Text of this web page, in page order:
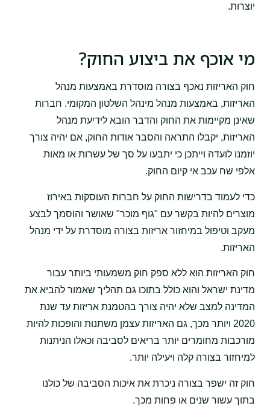
יוצרות.
מי אוכף את ביצוע החוק?
חוק האריזות נאכף בצורה מוסדרת באמצעות מנהל
האריזות, באמצעות מנהל מינהל השלטון המקומי. חברות
שאינן מקיימות את החוק והדבר הובא לידיעת מנהל
האריזות, יקבלו התראה והסבר אודות החוק, אם יהיה צורך
יוזמנו לועדה וייתכן כי יתבעו על סך של עשרות או מאות
אלפי שח עכב אי קיום החוק.
כדי לעמוד בדרישות החוק על חברות העוסקות באירוז
מוצרים להיות בקשר עם "גוף מוכר" שאושר והוסמך לבצע
מעקב וטיפול במיחזור אריזות בצורה מוסדרת על ידי מנהל
האריזות.
חוק האריזות הוא ללא ספק חוק משמעותי ביותר עבור
מדינת ישראל והוא כולל בתוכו גם תהליך שאמור להביא את
המדינה למצב שלא יהיה צורך בהטמנת אריזות עד שנת
2020 ויותר מכך, גם האריזות עצמן משתנות והופכות להיות
מורכבות מחומרים יותר בריאים לסביבה וכאלו הניתנות
למיחזור בצורה קלה ויעילה יותר.
חוק זה ישפר בצורה ניכרת את איכות הסביבה של כולנו
בתוך עשור שנים או פחות מכך.